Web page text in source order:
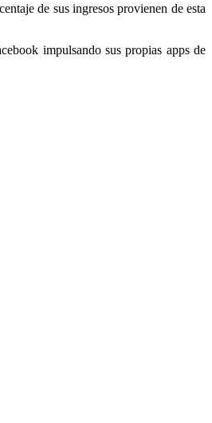
de sus ingresos provienen de esta
impulsando sus propias apps de